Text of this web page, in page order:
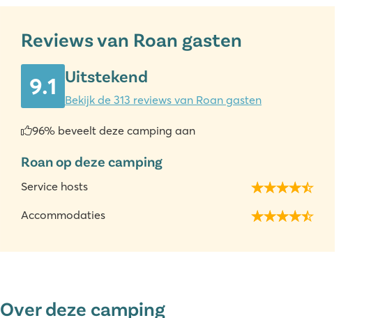
Reviews van Roan gasten
9.1 Uitstekend
Bekijk de 313 reviews van Roan gasten
96% beveelt deze camping aan
Roan op deze camping
Service hosts
Accommodaties
Over deze camping